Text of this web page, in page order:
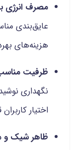
مصرف انرژی
عایق‌بندی
هزینه‌های
ظرفیت
نگهداری
اختیار
ظاهر شیک و